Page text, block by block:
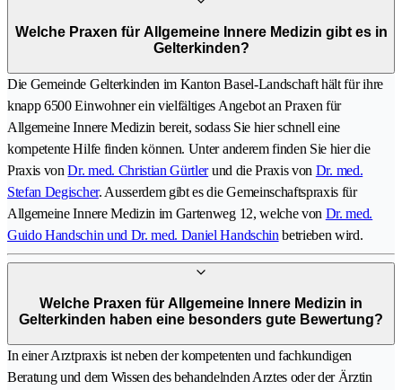
Welche Praxen für Allgemeine Innere Medizin gibt es in
Gelterkinden?
Die Gemeinde Gelterkinden im Kanton Basel-Landschaft hält für ihre
knapp 6500 Einwohner ein vielfältiges Angebot an Praxen für
Allgemeine Innere Medizin bereit, sodass Sie hier schnell eine
kompetente Hilfe finden können. Unter anderem finden Sie hier die
Praxis vonDr. med. Christian Gürtlerund die Praxis von Dr. med.
Stefan Degischer. Ausserdem gibt es die Gemeinschaftspraxis für
Allgemeine Innere Medizin im Gartenweg 12, welche von Dr. med.
Guido Handschin und Dr. med. Daniel Handschin betrieben wird.
Welche Praxen für Allgemeine Innere Medizin in
Gelterkinden haben eine besonders gute Bewertung?
In einer Arztpraxis ist neben der kompetenten und fachkundigen
Beratung und dem Wissen des behandelnden Arztes oder der Ärztin